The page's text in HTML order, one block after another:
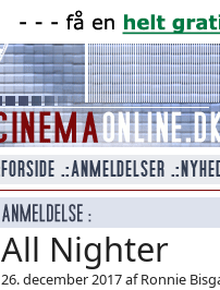
All Nighter
26. december 2017 af Ronnie